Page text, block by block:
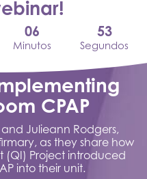
importa en la
06
Minutos
53
Segundos
CPAP
Julieann Rodgers,
as they share how
(QI) Project introduced
into their unit.